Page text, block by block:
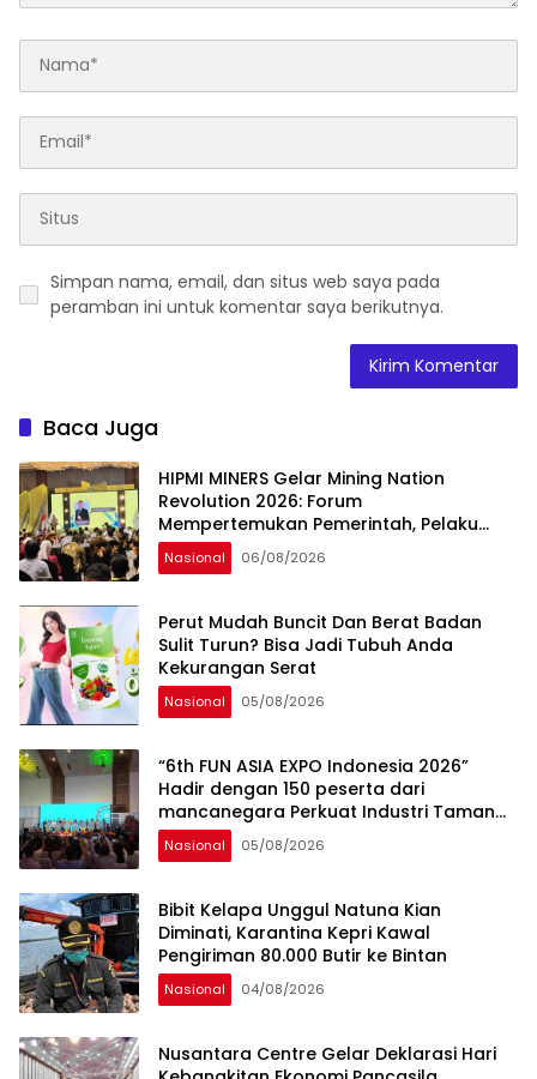
Simpan nama, email, dan situs web saya pada
peramban ini untuk komentar saya berikutnya.
Baca Juga
HIPMI MINERS Gelar Mining Nation
Revolution 2026: Forum
Mempertemukan Pemerintah, Pelaku
Industri, Investor, Akademisi, dan
Pengusaha dalam Mendukung
Nasional 06/08/2026
Perut Mudah Buncit Dan Berat Badan
Sulit Turun? Bisa Jadi Tubuh Anda
Kekurangan Serat
Nasional 05/08/2026
“6th FUN ASIA EXPO Indonesia 2026”
Hadir dengan 150 peserta dari
mancanegara Perkuat Industri Taman
Rekreasi dan Ekosistem Pariwisata di
Tanah Air
Nasional 05/08/2026
Bibit Kelapa Unggul Natuna Kian
Diminati, Karantina Kepri Kawal
Pengiriman 80.000 Butir ke Bintan
Nasional 04/08/2026
Nusantara Centre Gelar Deklarasi Hari